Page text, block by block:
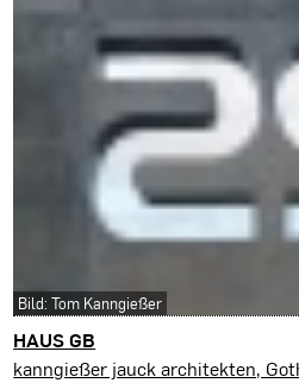
HAUS GB
Gotha
kanngießer jauck architekten,
Bild: Tom Kanngießer